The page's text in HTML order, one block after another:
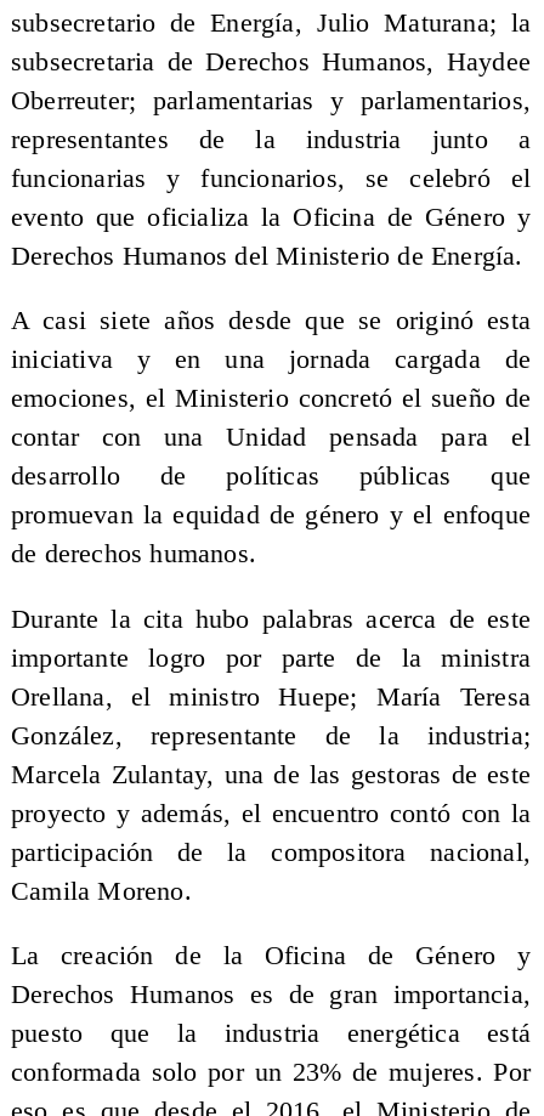
subsecretario de Energía, Julio Maturana; la
subsecretaria de Derechos Humanos, Haydee
Oberreuter; parlamentarias y parlamentarios,
representantes de la industria junto a
funcionarias y funcionarios, se celebró el
evento que oficializa la Oficina de Género y
Derechos Humanos del Ministerio de Energía.
A casi siete años desde que se originó esta
iniciativa y en una jornada cargada de
emociones, el Ministerio concretó el sueño de
contar con una Unidad pensada para el
desarrollo de políticas públicas que
promuevan la equidad de género y el enfoque
de derechos humanos.
Durante la cita hubo palabras acerca de este
importante logro por parte de la ministra
Orellana, el ministro Huepe; María Teresa
González, representante de la industria;
Marcela Zulantay, una de las gestoras de este
proyecto y además, el encuentro contó con la
participación de la compositora nacional,
Camila Moreno.
La creación de la Oficina de Género y
Derechos Humanos es de gran importancia,
puesto que la industria energética está
conformada solo por un 23% de mujeres. Por